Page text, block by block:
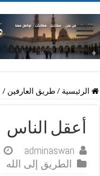
الرئيسية / طريق العارفين /
أعقل الناس
adminaswan
الطريق إلى الله